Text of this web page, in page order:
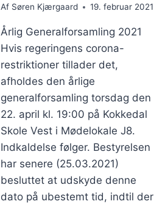
Af Søren Kjærgaard 19. februar 2021
Årlig Generalforsamling 2021
Hvis regeringens corona-
restriktioner tillader det,
afholdes den årlige
generalforsamling torsdag den
22. april kl. 19:00 på Kokkedal
Skole Vest i Mødelokale J8.
Indkaldelse følger. Bestyrelsen
har senere (25.03.2021)
besluttet at udskyde denne
dato på ubestemt tid, indtil der